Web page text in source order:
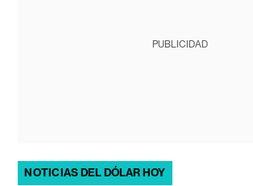
PUBLICIDAD
NOTICIAS DEL DÓLAR HOY